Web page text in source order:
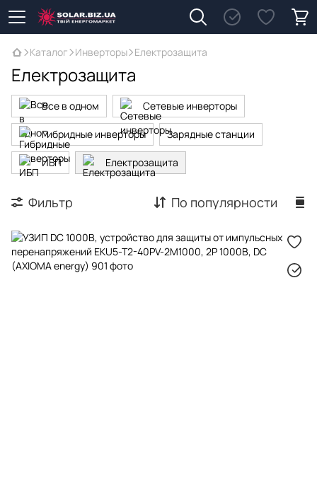
Каталог Инверторы Електрозащита
Електрозащита
Все в одном Сетевые инверторы
Гибридные инверторы Зарядные станции
ИБП Електрозащита
Фильтр По популярности